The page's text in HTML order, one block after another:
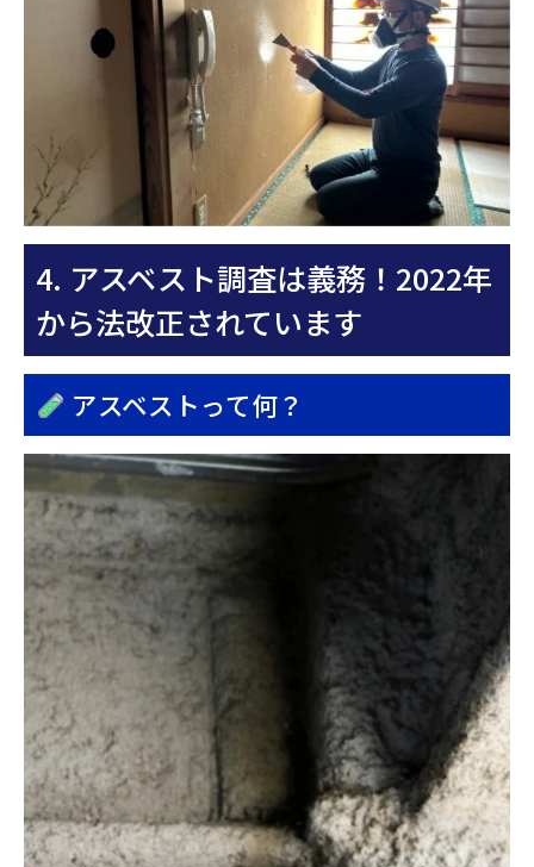
4. アスベスト調査は義務！2022年
から法改正されています
アスベストって何？